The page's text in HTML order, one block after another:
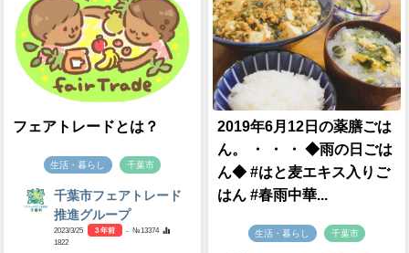
フェアトレードとは？
生活・暮らし 千葉市
千葉市フェアトレード
推進グループ
2023/3/25 3 年前
- №13374
1822
2019年6月12日の薬膳ごは
ん。 ・ ・ ・ ◆雨の日ごは
ん◆ #はと麦エキス入りご
はん #春雨中華...
生活・暮らし 千葉市